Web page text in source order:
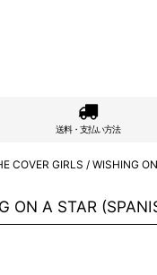
送料・支払い方法
COVER GIRLS / WISHING
ON A STAR